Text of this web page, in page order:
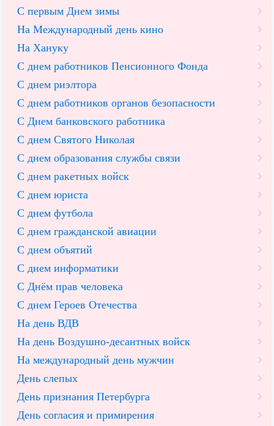
С первым Днем зимы
На Международный день кино
На Хануку
С днем работников Пенсионного Фонда
С днем риэлтора
С днем работников органов безопасности
С Днем банковского работника
С днем Святого Николая
С днем образования службы связи
С днем ракетных войск
С днем юриста
С днем футбола
С днем гражданской авиации
С днем объятий
С днем информатики
С Днём прав человека
С днем Героев Отечества
На день ВДВ
На день Воздушно-десантных войск
На международный день мужчин
День слепых
День признания Петербурга
День согласия и примирения